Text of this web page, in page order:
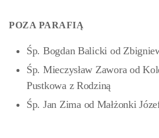
POZA PARAFIĄ
Śp. Bogdan Balicki od
Śp. Mieczysław Zawora od
Pustkowa z Rodziną
Śp. Jan Zima od Małżonki